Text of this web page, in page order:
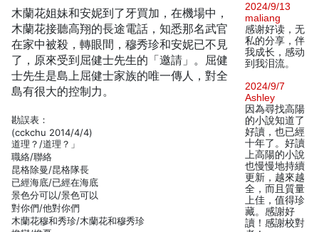
木蘭花姐妹和安妮到了牙買加，在機場中，
木蘭花接聽高翔的長途電話，知悉那名武官
在家中被殺，轉眼間，穆秀珍和安妮已不見
了，原來受到屈健士先生的「邀請」。屈健
士先生是島上屈健士家族的唯一傳人，對全
島有很大的控制力。
勘誤表：
(cckchu 2014/4/4)
道理？/道理？」
職絡/聯絡
昆格除曼/昆格隊長
已經海底/已經在海底
景色分可以/景色可以
對你們/他對你們
木蘭花穆和秀珍/木蘭花和穆秀珍
2024/9/13
maliang
感谢好读，无
私的分享，伴
我成长，感动
到我泪流。
2024/9/7
Ashley
因為尋找高陽
的小說知道了
好讀，也已經
十年了。好讀
上高陽的小說
也慢慢地持續
更新，越來越
全，而且質量
上佳，值得珍
藏。感謝好
讀！感謝校對